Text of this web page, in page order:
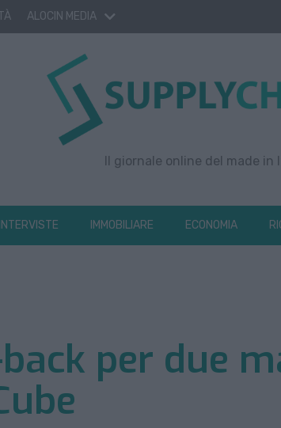
ALOCIN MEDIA
Il giornale online del made in
INTERVISTE IMMOBILIARE ECONOMIA
per due